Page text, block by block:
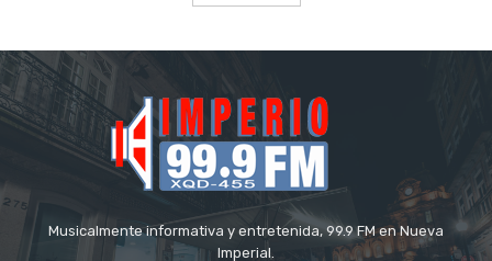
Musicalmente informativa y entretenida, 99.9 FM en Nueva
Imperial.